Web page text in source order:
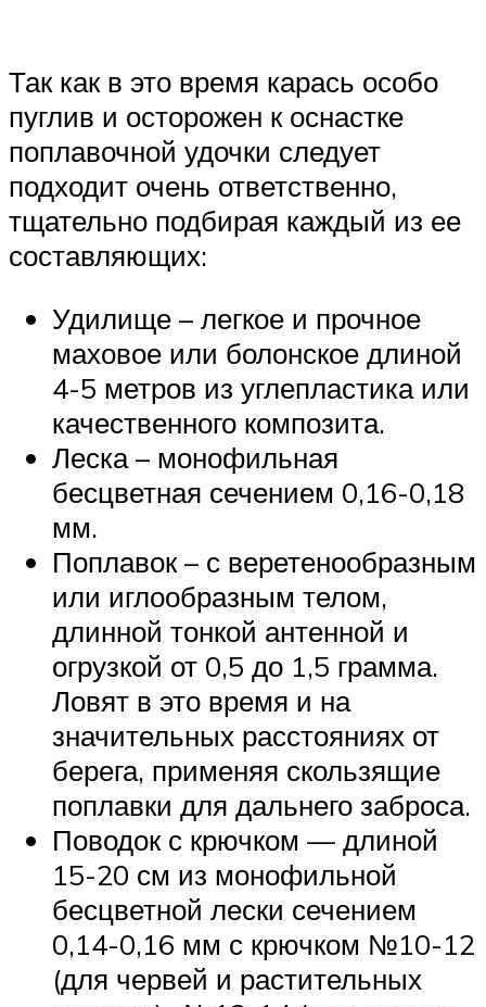
Так как в это время карась особо
пуглив и осторожен к оснастке
поплавочной удочки следует
подходит очень ответственно,
тщательно подбирая каждый из ее
составляющих:
Удилище – легкое и прочное
маховое или болонское длиной
4-5 метров из углепластика или
качественного композита.
Леска – монофильная
бесцветная сечением 0,16-0,18
мм.
Поплавок – с веретенообразным
или иглообразным телом,
длинной тонкой антенной и
огрузкой от 0,5 до 1,5 грамма.
Ловят в это время и на
значительных расстояниях от
берега, применяя скользящие
поплавки для дальнего заброса.
Поводок с крючком — длиной
15-20 см из монофильной
бесцветной лески сечением
0,14-0,16 мм с крючком №10-12
(для червей и растительных